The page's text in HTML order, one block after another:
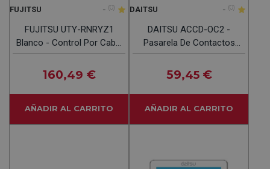
FUJITSU - (0)
FUJITSU UTY-RNRYZ1
Blanco - Control Por Cable
Aire Acondicionado
160,49 €
AÑADIR AL CARRITO
DAITSU - (0)
DAITSU ACCD-OC2 -
Pasarela De Contactos
Secos 3NDA9043
59,45 €
AÑADIR AL CARRITO